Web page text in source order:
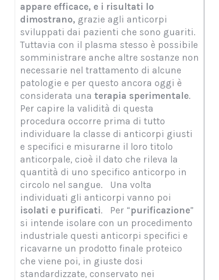
appare efficace, e i risultati lo
dimostrano, grazie agli anticorpi
sviluppati dai pazienti che sono guariti.
Tuttavia con il plasma stesso è possibile
somministrare anche altre sostanze non
necessarie nel trattamento di alcune
patologie e per questo ancora oggi è
considerata una terapia sperimentale.
Per capire la validità di questa
procedura occorre prima di tutto
individuare la classe di anticorpi giusti
e specifici e misurarne il loro titolo
anticorpale, cioè il dato che rileva la
quantità di uno specifico anticorpo in
circolo nel sangue. Una volta
individuati gli anticorpi vanno poi
isolati e purificati. Per “purificazione”
si intende isolare con un procedimento
industriale questi anticorpi specifici e
ricavarne un prodotto finale proteico
che viene poi, in giuste dosi
standardizzate, conservato nei